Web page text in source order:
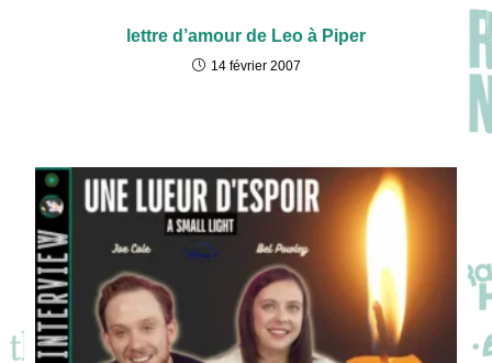
lettre d’amour de Leo à Piper
14 février 2007